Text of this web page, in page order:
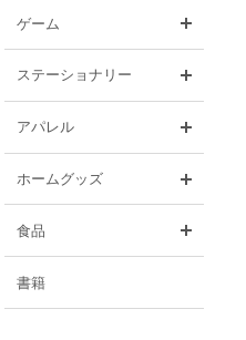
ゲーム
ステーショナリー
アパレル
ホームグッズ
食品
書籍